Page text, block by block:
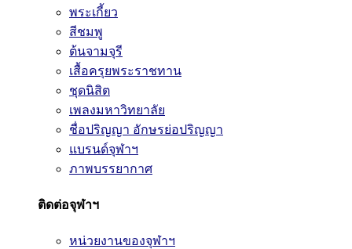
พระเกี้ยว
สีชมพู
ต้นจามจุรี
เสื้อครุยพระราชทาน
ชุดนิสิต
เพลงมหาวิทยาลัย
ชื่อปริญญา อักษรย่อปริญญา
แบรนด์จุฬาฯ
ภาพบรรยากาศ
ติดต่อจุฬาฯ
หน่วยงานของจุฬาฯ